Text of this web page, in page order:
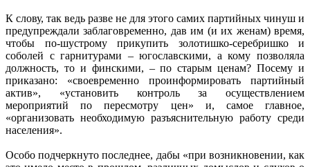
К слову, так ведь разве не для этого самих партийных чинуш и
предупреждали заблаговременно, дав им (и их женам) время,
чтобы по-шустрому прикупить золотишко-серебришко и
соболей с гарнитурами – югославскими, а кому позволяла
должность, то и финскими, – по старым ценам? Посему и
приказано: «своевременно проинформировать партийный
актив», «установить контроль за осуществлением
мероприятий по пересмотру цен» и, самое главное,
«организовать необходимую разъяснительную работу среди
населения».
Особо подчеркнуто последнее, дабы «при возникновении, как